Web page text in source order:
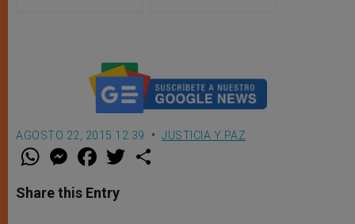
AGOSTO 22, 2015 12:39 JUSTICIA Y PAZ
W
t
s
M
e
s
e
F
a
e
b
w
Share this Entry